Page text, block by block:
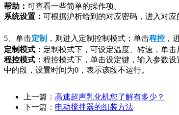
帮助： 可查看一些简单的操作项。
系统设置： 可根据沪析给到的对应密码，进入对应
5、单击定制 ，则进入定制控制模式；单击程控 ，
定制模式： 定制模式下，可设定温度、转速，单
程控模式： 程控模式下，单击设定键，输入参数
中的段，设置时间为0，表示该段不运行。
上一篇： 高速超声乳化机您了解有多少？
下一篇： 电动搅拌器的组装方法